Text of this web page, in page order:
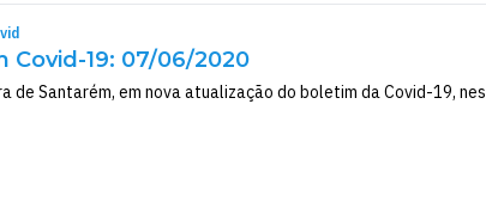
Covid-19: 07/06/2020
de Santarém, em nova atualização do boletim da Covid-19,